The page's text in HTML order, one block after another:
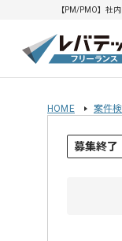
【PM/PMO】社
HOME 案件
募集終了